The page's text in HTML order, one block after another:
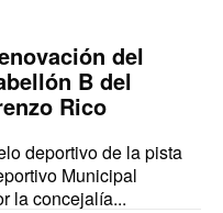
del
B del
Rico
deportivo de la pista
Municipal
la concejalía...